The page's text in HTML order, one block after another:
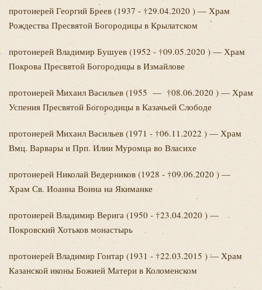
протоиерей Георгий Бреев (1937 - †29.04.2020 ) — Храм
Рождества Пресвятой Богородицы в Крылатском
протоиерей Владимир Бушуев (1952 - †09.05.2020 ) — Храм
Покрова Пресвятой Богородицы в Измайлове
протоиерей Михаил Васильев (1955 — †08.06.2020 ) — Храм
Успения Пресвятой Богородицы в Казачьей Слободе
протоиерей Михаил Васильев (1971 - †06.11.2022 ) — Храм
Вмц. Варвары и Прп. Илии Муромца во Власихе
протоиерей Николай Ведерников (1928 - †09.06.2020 ) —
Храм Св. Иоанна Воина на Якиманке
протоиерей Владимир Верига (1950 - †23.04.2020 ) —
Покровский Хотьков монастырь
протоиерей Владимир Гонтар (1931 - †22.03.2015 ) — Храм
Казанской иконы Божией Матери в Коломенском